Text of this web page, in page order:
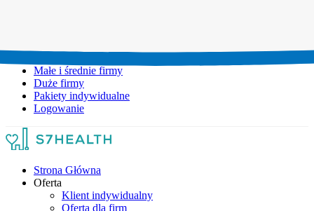
Małe i średnie firmy
Duże firmy
Pakiety indywidualne
Logowanie
Strona Główna
Oferta
Klient indywidualny
Oferta dla firm